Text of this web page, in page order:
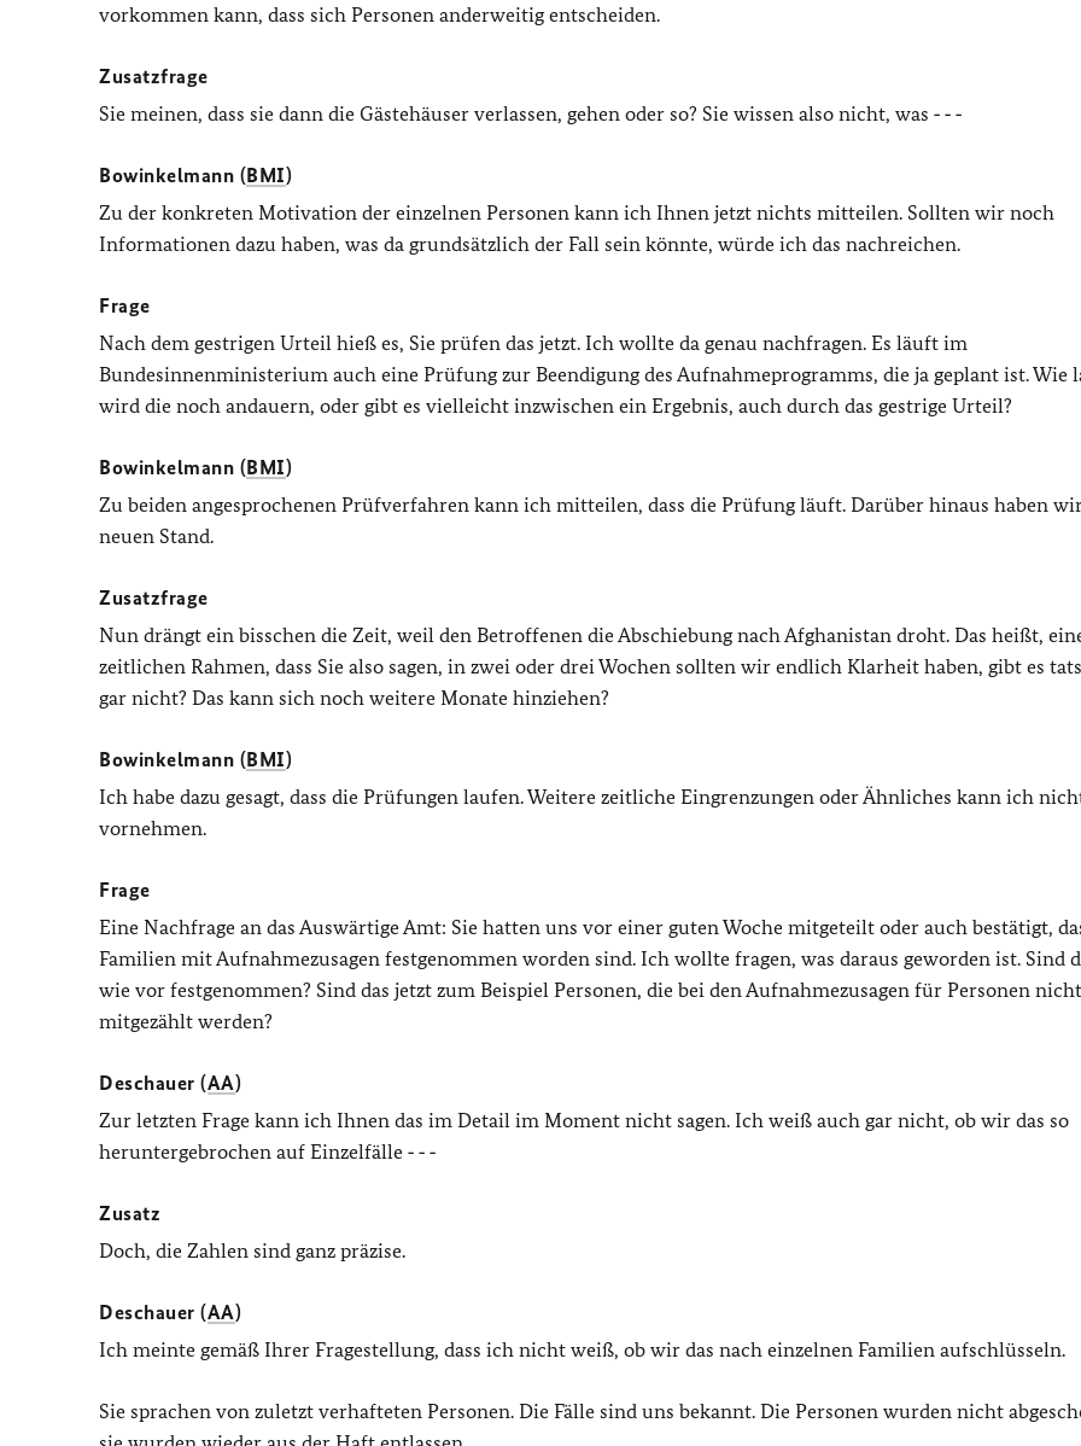
vorkommen kann, dass sich Personen anderweitig entscheiden.
Zusatzfrage
Sie meinen, dass sie dann die Gästehäuser verlassen, gehen oder so? Sie wissen also nicht, was ‑ ‑ ‑
Bowinkelmann (BMI)
Zu der konkreten Motivation der einzelnen Personen kann ich Ihnen jetzt nichts mitteilen. Sollten wir noch
Informationen dazu haben, was da grundsätzlich der Fall sein könnte, würde ich das nachreichen.
Frage
Nach dem gestrigen Urteil hieß es, Sie prüfen das jetzt. Ich wollte da genau nachfragen. Es läuft im
Bundesinnenministerium auch eine Prüfung zur Beendigung des Aufnahmeprogramms, die ja geplant ist. Wie
wird die noch andauern, oder gibt es vielleicht inzwischen ein Ergebnis, auch durch das gestrige Urteil?
Bowinkelmann (BMI)
Zu beiden angesprochenen Prüfverfahren kann ich mitteilen, dass die Prüfung läuft. Darüber hinaus haben
neuen Stand.
Zusatzfrage
Nun drängt ein bisschen die Zeit, weil den Betroffenen die Abschiebung nach Afghanistan droht. Das heißt,
zeitlichen Rahmen, dass Sie also sagen, in zwei oder drei Wochen sollten wir endlich Klarheit haben, gibt es
gar nicht? Das kann sich noch weitere Monate hinziehen?
Bowinkelmann (BMI)
Ich habe dazu gesagt, dass die Prüfungen laufen. Weitere zeitliche Eingrenzungen oder Ähnliches kann ich
vornehmen.
Frage
Eine Nachfrage an das Auswärtige Amt: Sie hatten uns vor einer guten Woche mitgeteilt oder auch bestätigt,
Familien mit Aufnahmezusagen festgenommen worden sind. Ich wollte fragen, was daraus geworden ist. Sind
wie vor festgenommen? Sind das jetzt zum Beispiel Personen, die bei den Aufnahmezusagen für Personen
mitgezählt werden?
Deschauer (AA)
Zur letzten Frage kann ich Ihnen das im Detail im Moment nicht sagen. Ich weiß auch gar nicht, ob wir das so
heruntergebrochen auf Einzelfälle ‑ ‑ ‑
Zusatz
Doch, die Zahlen sind ganz präzise.
Deschauer (AA)
Ich meinte gemäß Ihrer Fragestellung, dass ich nicht weiß, ob wir das nach einzelnen Familien aufschlüsseln.
Sie sprachen von zuletzt verhafteten Personen. Die Fälle sind uns bekannt. Die Personen wurden nicht